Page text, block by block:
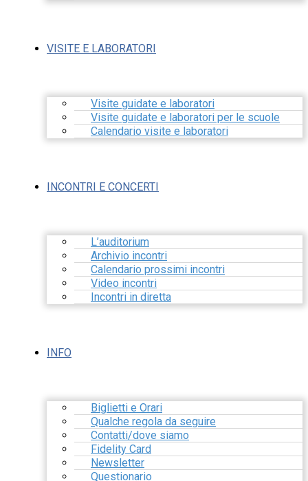
VISITE E LABORATORI
Visite guidate e laboratori
Visite guidate e laboratori per le scuole
Calendario visite e laboratori
INCONTRI E CONCERTI
L’auditorium
Archivio incontri
Calendario prossimi incontri
Video incontri
Incontri in diretta
INFO
Biglietti e Orari
Qualche regola da seguire
Contatti/dove siamo
Fidelity Card
Newsletter
Questionario